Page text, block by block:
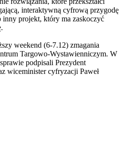
interaktywną cyfrową przygodę
inny projekt, który ma zaskoczyć
weekend (6-7.12) zmagania
Targowo-Wystawienniczym. W
podpisali Prezydent
wiceminister cyfryzacji Paweł